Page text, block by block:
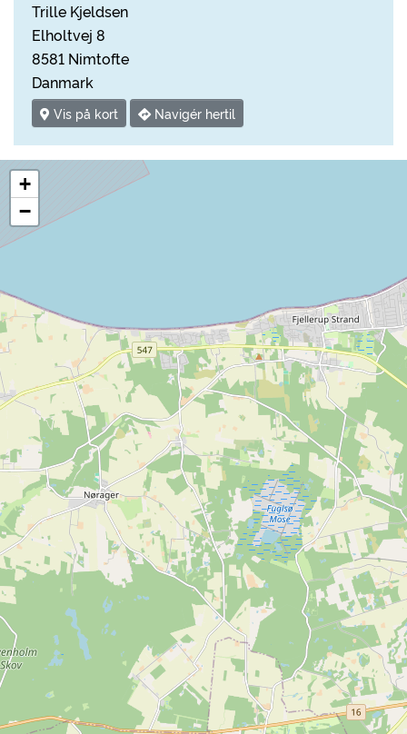
Trille Kjeldsen
Elholtvej 8
8581 Nimtofte
Danmark
Vis på kort Navigér hertil
+
−